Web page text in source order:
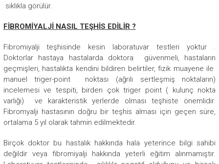
sıklıkla görülür.
FİBROMİYALJİ NASIL TEŞHİS EDİLİR ?
Fibromiyalji teşhisinde kesin laboratuvar testleri yoktur .
Doktorlar hastaya hastalarda doktora güvenmeli, hastaların
geçmişleri, hastalıkta kendini bildiren belirtiler, fizik muayene ile
manuel triger-point noktası (ağrılı sertleşmiş noktaların)
incelemesi ve tespiti, birden çok triger point ( kulunç nokta
varlığı) ve karakteristik yerlerde olması teşhiste önemlidir.
Fibromyalji hastasının doğru bir teşhis alması için geçen süre,
ortalama 5 yıl olarak tahmin edilmektedir.
Birçok doktor bu hastalık hakkında hala yeterince bilgi sahibi
değildir veya fibromiyalji hakkında yeterli eğitim alınmamıştır.